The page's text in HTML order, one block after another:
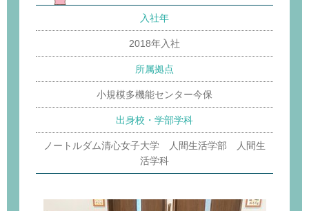
入社年
2018年入社
所属拠点
小規模多機能センター今保
出身校・学部学科
ノートルダム清心女子大学 人間生活学部 人間生
活学科